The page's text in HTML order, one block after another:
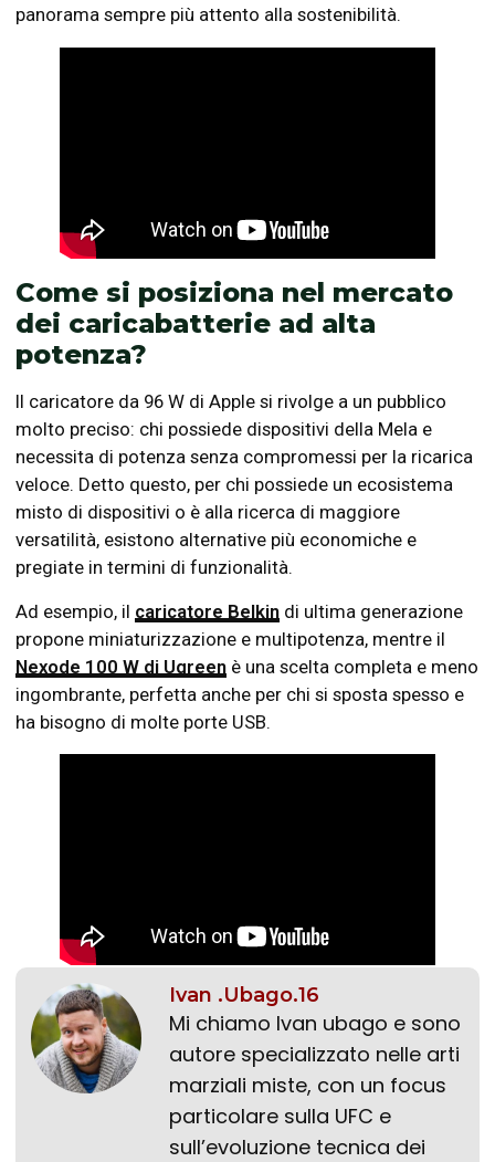
panorama sempre più attento alla sostenibilità.
Come si posiziona nel mercato
dei caricabatterie ad alta
potenza?
Il caricatore da 96 W di Apple si rivolge a un pubblico
molto preciso: chi possiede dispositivi della Mela e
necessita di potenza senza compromessi per la ricarica
veloce. Detto questo, per chi possiede un ecosistema
misto di dispositivi o è alla ricerca di maggiore
versatilità, esistono alternative più economiche e
pregiate in termini di funzionalità.
Ad esempio, il caricatore Belkin di ultima generazione
propone miniaturizzazione e multipotenza, mentre il
Nexode 100 W di Ugreen è una scelta completa e meno
ingombrante, perfetta anche per chi si sposta spesso e
ha bisogno di molte porte USB.
Ivan .Ubago.16
Mi chiamo Ivan ubago e sono
autore specializzato nelle arti
marziali miste, con un focus
particolare sulla UFC e
sull’evoluzione tecnica dei